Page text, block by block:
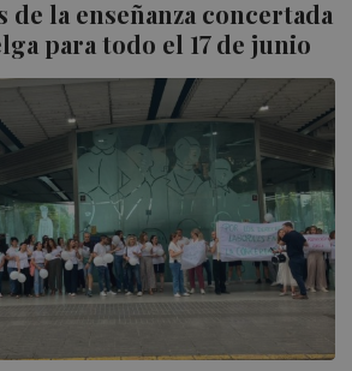
de la enseñanza concertada
para todo el 17 de junio